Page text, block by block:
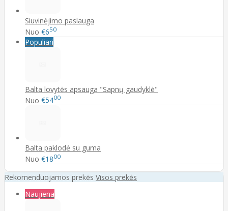
Siuvinėjimo paslauga
Nuo €650
Populiari
Balta lovytės apsauga "Sapnų gaudyklė"
Nuo €5400
Balta paklodė su guma
Nuo €1800
Rekomenduojamos prekės Visos prekės
Naujiena